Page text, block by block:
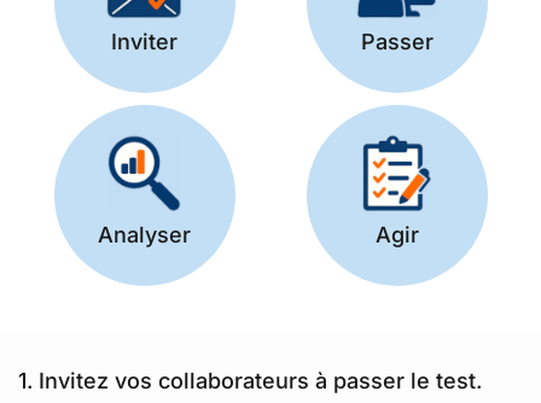
Inviter Passer
Analyser Agir
1. Invitez vos collaborateurs à passer le test.